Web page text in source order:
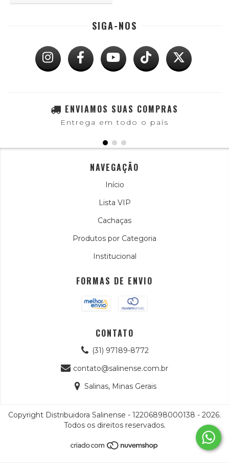
SIGA-NOS
ENVIAMOS SUAS COMPRAS
Entrega em todo o país
NAVEGAÇÃO
Início
Lista VIP
Cachaças
Produtos por Categoria
Institucional
FORMAS DE ENVIO
CONTATO
(31) 97189-8772
contato@salinense.com.br
Salinas, Minas Gerais
Copyright Distribuidora Salinense - 12206898000138 - 2026.
Todos os direitos reservados.